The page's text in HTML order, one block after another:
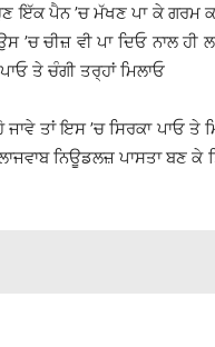
ਇੱਕ ਪੈਨ ’ਚ ਮੱਖਣ ਪਾ ਕੇ ਗਰਮ
ਚੀਜ਼ ਵੀ ਪਾ ਦਿਓ ਨਾਲ ਹੀ
ਤੇ ਚੰਗੀ ਤਰ੍ਹਾਂ ਮਿਲਾਓ
ਤਾਂ ਇਸ ’ਚ ਸਿਰਕਾ ਪਾਓ ਤੇ
ਨਿਊਡਲਜ਼ ਪਾਸਤਾ ਬਣ